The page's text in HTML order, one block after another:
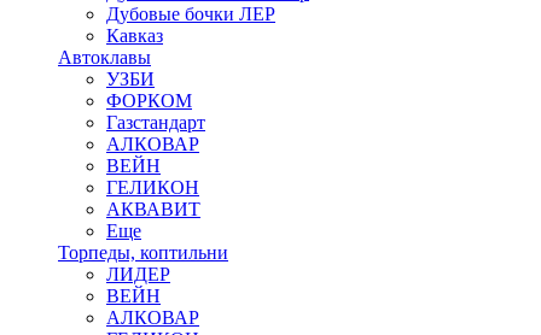
Дубовые бочки ЛЕР
Кавказ
Автоклавы
УЗБИ
ФОРКОМ
Газстандарт
АЛКОВАР
ВЕЙН
ГЕЛИКОН
АКВАВИТ
Еще
Торпеды, коптильни
ЛИДЕР
ВЕЙН
АЛКОВАР